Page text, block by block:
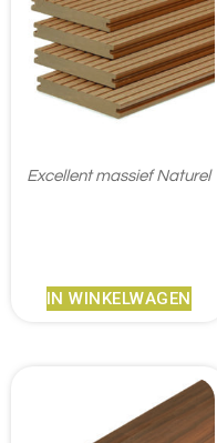
Excellent massief Naturel
IN WINKELWAGEN